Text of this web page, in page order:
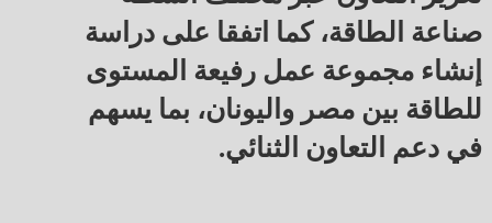
صناعة الطاقة، كما اتفقا على دراسة
إنشاء مجموعة عمل رفيعة المستوى
للطاقة بين مصر واليونان، بما يسهم
في دعم التعاون الثنائي.